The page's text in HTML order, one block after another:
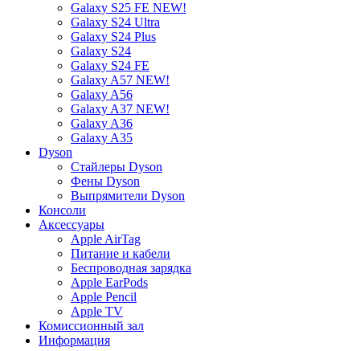
Galaxy S25 FE NEW!
Galaxy S24 Ultra
Galaxy S24 Plus
Galaxy S24
Galaxy S24 FE
Galaxy A57 NEW!
Galaxy A56
Galaxy A37 NEW!
Galaxy A36
Galaxy A35
Dyson
Стайлеры Dyson
Фены Dyson
Выпрямители Dyson
Консоли
Аксессуары
Apple AirTag
Питание и кабели
Беспроводная зарядка
Apple EarPods
Apple Pencil
Apple TV
Комиссионный зал
Информация